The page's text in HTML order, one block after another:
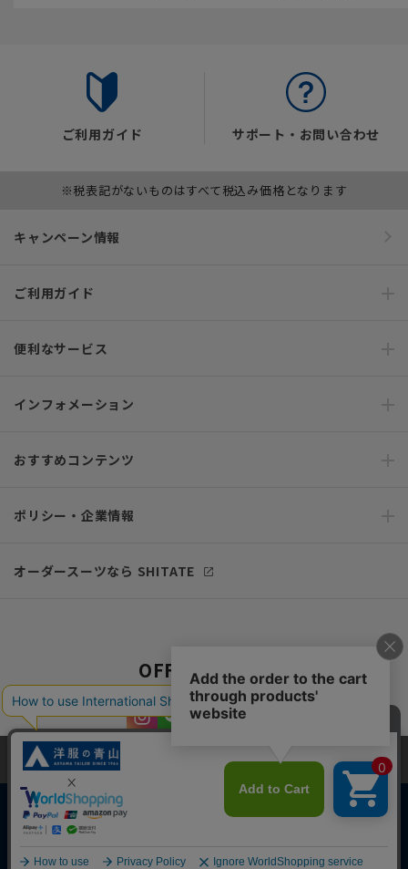
ご利用ガイド サポート・お問い合わせ
※税表記がないものはすべて税込み価格となります
キャンペーン情報
ご利用ガイド
便利なサービス
インフォメーション
おすすめコンテンツ
ポリシー・企業情報
オーダースーツなら SHITATE
OFFICIAL SNS
Copyright © AOYAMA TRADING Co.,Ltd. All Rights Reserved
当サイトでは、快適な閲覧体験とコンテンツ改善のためにCookieを使用
しています。閲覧を続けることで、Cookieの使用に同意したものとみな
します。詳細については
同意して閉じる